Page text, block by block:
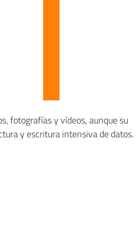
fotografías y vídeos, aunque su
y escritura intensiva de datos.